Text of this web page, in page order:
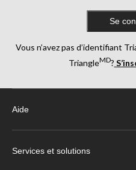
Se
Vous n’avez pas d’identifiant
TriangleMD?
Aide
Services et solutions